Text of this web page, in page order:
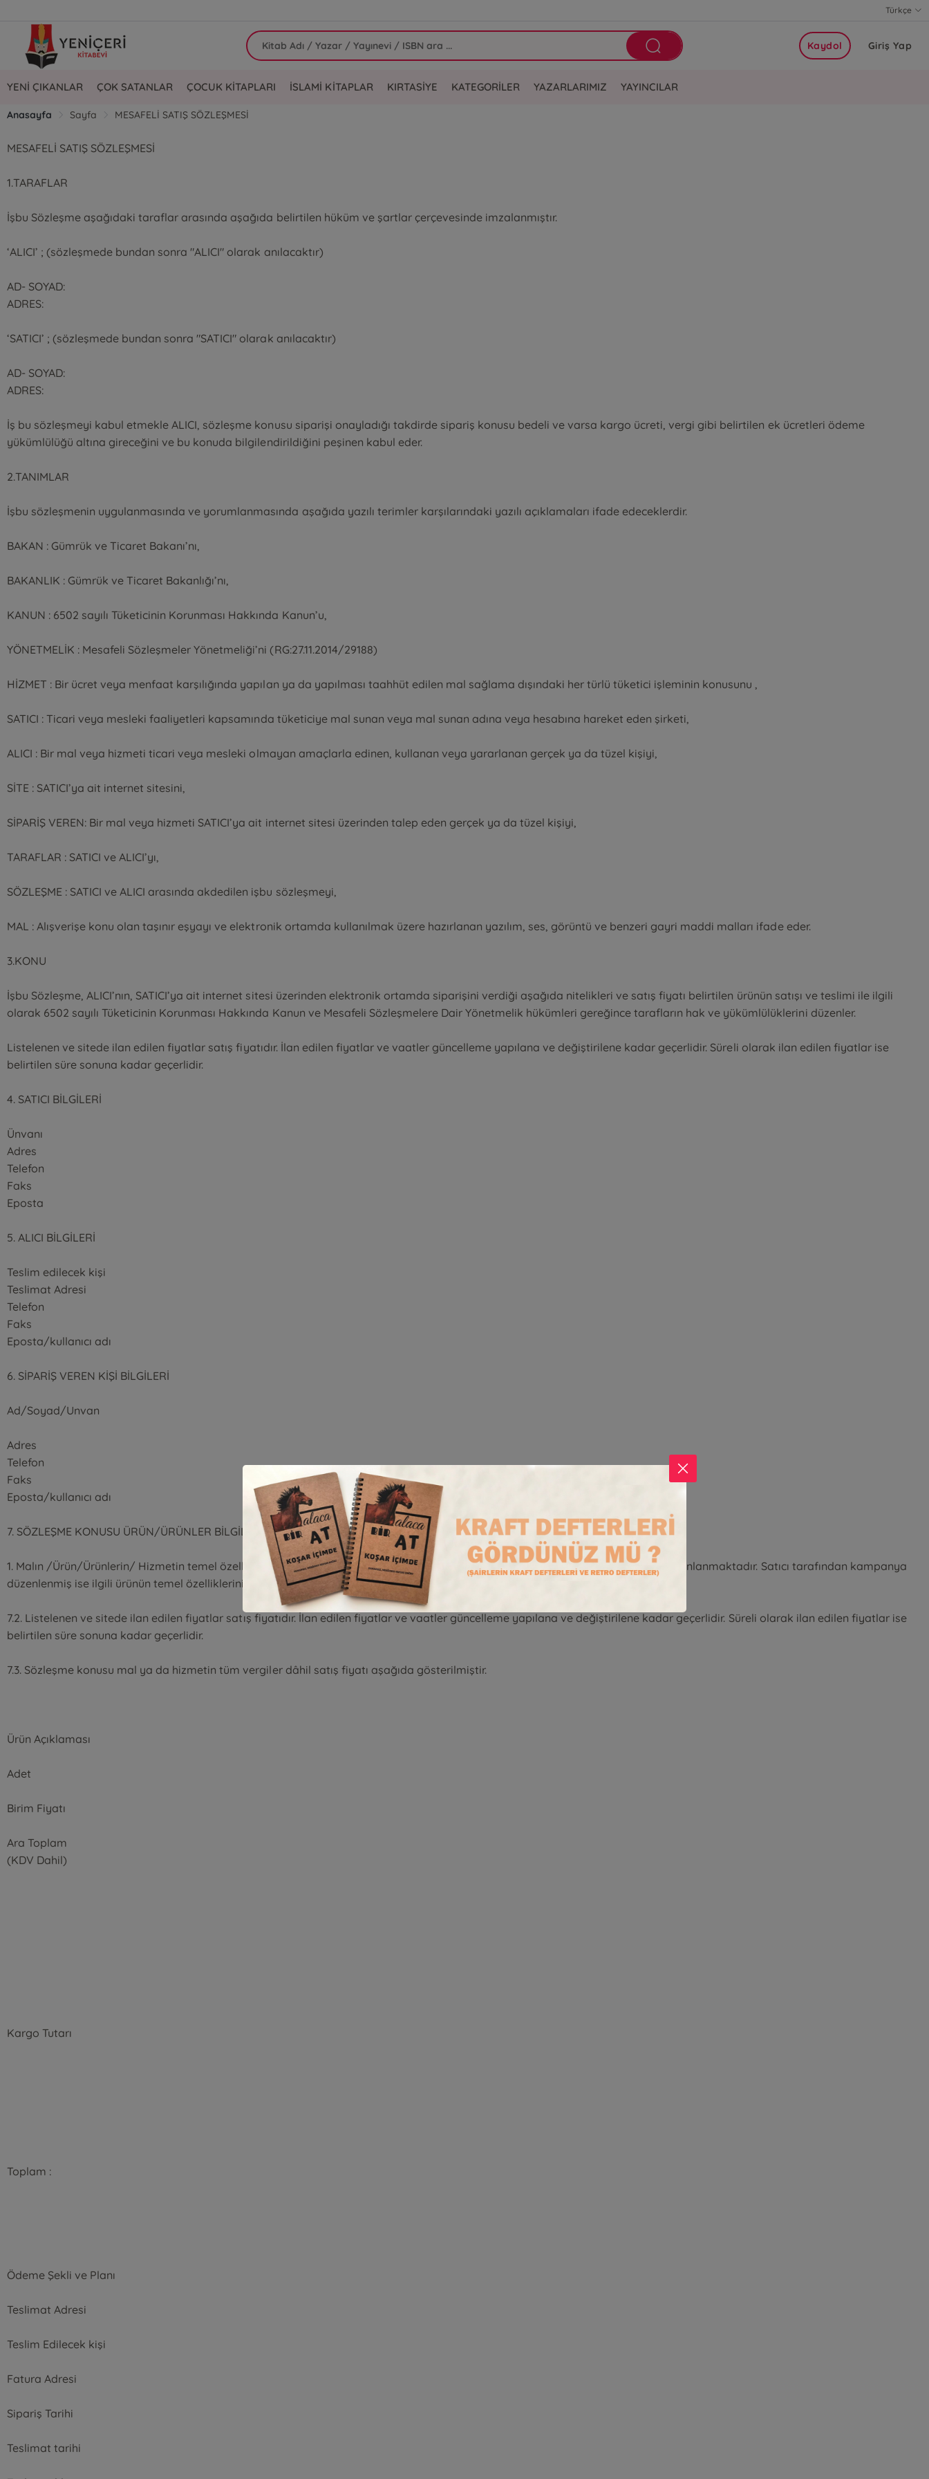
Türkçe
Giriş Yap
Kaydol
YENİ ÇIKANLAR ÇOK SATANLAR ÇOCUK KİTAPLARI İSLAMİ KİTAPLAR KIRTASİYE KATEGORİLER YAZARLARIMIZ YAYINCILAR
Anasayfa Sayfa MESAFELİ SATIŞ SÖZLEŞMESİ
MESAFELİ SATIŞ SÖZLEŞMESİ
1.TARAFLAR
İşbu Sözleşme aşağıdaki taraflar arasında aşağıda belirtilen hüküm ve şartlar çerçevesinde imzalanmıştır.
‘ALICI’ ; (sözleşmede bundan sonra "ALICI" olarak anılacaktır)
AD- SOYAD:
ADRES:
‘SATICI’ ; (sözleşmede bundan sonra "SATICI" olarak anılacaktır)
AD- SOYAD:
ADRES:
İş bu sözleşmeyi kabul etmekle ALICI, sözleşme konusu siparişi onayladığı takdirde sipariş konusu bedeli ve varsa kargo ücreti, vergi gibi belirtilen ek ücretleri ödeme
yükümlülüğü altına gireceğini ve bu konuda bilgilendirildiğini peşinen kabul eder.
2.TANIMLAR
İşbu sözleşmenin uygulanmasında ve yorumlanmasında aşağıda yazılı terimler karşılarındaki yazılı açıklamaları ifade edeceklerdir.
BAKAN : Gümrük ve Ticaret Bakanı’nı,
BAKANLIK : Gümrük ve Ticaret Bakanlığı’nı,
KANUN : 6502 sayılı Tüketicinin Korunması Hakkında Kanun’u,
YÖNETMELİK : Mesafeli Sözleşmeler Yönetmeliği’ni (RG:27.11.2014/29188)
HİZMET : Bir ücret veya menfaat karşılığında yapılan ya da yapılması taahhüt edilen mal sağlama dışındaki her türlü tüketici işleminin konusunu ,
SATICI : Ticari veya mesleki faaliyetleri kapsamında tüketiciye mal sunan veya mal sunan adına veya hesabına hareket eden şirketi,
ALICI : Bir mal veya hizmeti ticari veya mesleki olmayan amaçlarla edinen, kullanan veya yararlanan gerçek ya da tüzel kişiyi,
SİTE : SATICI’ya ait internet sitesini,
SİPARİŞ VEREN: Bir mal veya hizmeti SATICI’ya ait internet sitesi üzerinden talep eden gerçek ya da tüzel kişiyi,
TARAFLAR : SATICI ve ALICI’yı,
SÖZLEŞME : SATICI ve ALICI arasında akdedilen işbu sözleşmeyi,
MAL : Alışverişe konu olan taşınır eşyayı ve elektronik ortamda kullanılmak üzere hazırlanan yazılım, ses, görüntü ve benzeri gayri maddi malları ifade eder.
3.KONU
İşbu Sözleşme, ALICI’nın, SATICI’ya ait internet sitesi üzerinden elektronik ortamda siparişini verdiği aşağıda nitelikleri ve satış fiyatı belirtilen ürünün satışı ve teslimi ile ilgili
olarak 6502 sayılı Tüketicinin Korunması Hakkında Kanun ve Mesafeli Sözleşmelere Dair Yönetmelik hükümleri gereğince tarafların hak ve yükümlülüklerini düzenler.
Listelenen ve sitede ilan edilen fiyatlar satış fiyatıdır. İlan edilen fiyatlar ve vaatler güncelleme yapılana ve değiştirilene kadar geçerlidir. Süreli olarak ilan edilen fiyatlar ise
belirtilen süre sonuna kadar geçerlidir.
4. SATICI BİLGİLERİ
Ünvanı
Adres
Telefon
Faks
Eposta
5. ALICI BİLGİLERİ
Teslim edilecek kişi
Teslimat Adresi
Telefon
Faks
Eposta/kullanıcı adı
6. SİPARİŞ VEREN KİŞİ BİLGİLERİ
Ad/Soyad/Unvan
Adres
Telefon
Faks
Eposta/kullanıcı adı
7. SÖZLEŞME KONUSU ÜRÜN/ÜRÜNLER BİLGİLERİ
1. Malın /Ürün/Ürünlerin/ Hizmetin temel özelliklerini (türü, miktarı, marka/modeli, rengi, adedi) SATICI’ya ait internet sitesinde yayınlanmaktadır. Satıcı tarafından kampanya
düzenlenmiş ise ilgili ürünün temel özelliklerini kampanya süresince inceleyebilirsiniz. Kampanya tarihine kadar geçerlidir.
7.2. Listelenen ve sitede ilan edilen fiyatlar satış fiyatıdır. İlan edilen fiyatlar ve vaatler güncelleme yapılana ve değiştirilene kadar geçerlidir. Süreli olarak ilan edilen fiyatlar ise
belirtilen süre sonuna kadar geçerlidir.
7.3. Sözleşme konusu mal ya da hizmetin tüm vergiler dâhil satış fiyatı aşağıda gösterilmiştir.
Ürün Açıklaması
Adet
Birim Fiyatı
Ara Toplam
(KDV Dahil)
Kargo Tutarı
Toplam :
Ödeme Şekli ve Planı
Teslimat Adresi
Teslim Edilecek kişi
Fatura Adresi
Sipariş Tarihi
Teslimat tarihi